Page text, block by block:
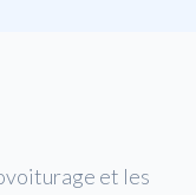
et les